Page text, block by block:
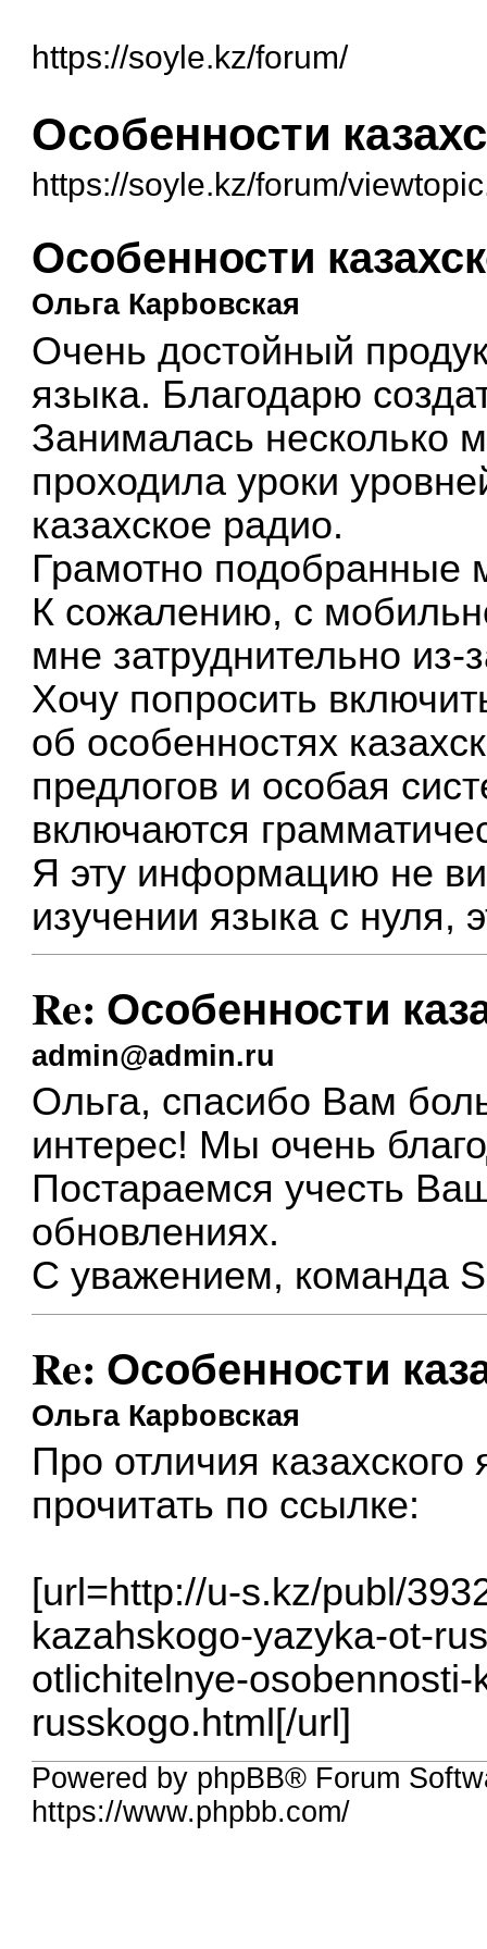
https://soyle.kz/forum/
Особенности
https://soyle.kz/forum/
Особенности
Ольга Карbовская
Очень достойный
языка. Благодарю
Занималась несколько
проходила уроки
казахское радио.
Грамотно подобранные
К сожалению, с
мне затруднительно из-
Хочу попросить
об особенностях
предлогов и особая
включаются
Я эту информацию не
изучении языка с нуля,
Re: Особенности
admin@admin.ru
Ольга, спасибо Вам
интерес! Мы очень
Постараемся учесть
обновлениях.
С уважением, команда
Re: Особенности
Ольга Карbовская
Про отличия
прочитать по ссылке:
[url=http://u-s.kz/publ/
kazahskogo-yazyka-ot-
otlichitelnye-
russkogo.html[/url]
Powered by phpBB® Forum
https://www.phpbb.com/